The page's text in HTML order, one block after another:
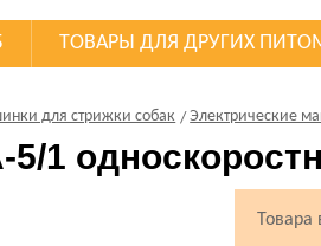
ТОВАРЫ ДЛЯ ДРУГИХ
для стрижки собак Электрические
1